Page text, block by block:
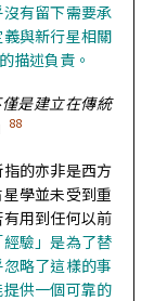
有留下需要承
與新行星相關
描述負責。
僅是建立在傳統
88
的亦非是西方
學並未受到重
用到任何以前
驗」是為了替
略了這樣的事
供一個可靠的